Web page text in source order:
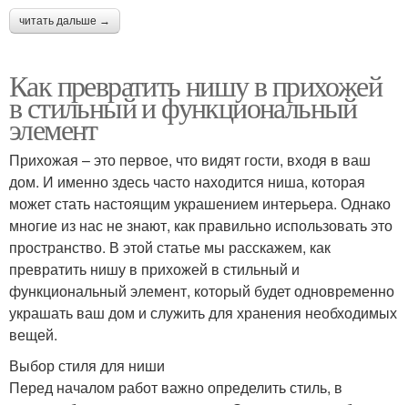
читать дальше →
Как превратить нишу в прихожей
в стильный и функциональный
элемент
Прихожая – это первое, что видят гости, входя в ваш
дом. И именно здесь часто находится ниша, которая
может стать настоящим украшением интерьера. Однако
многие из нас не знают, как правильно использовать это
пространство. В этой статье мы расскажем, как
превратить нишу в прихожей в стильный и
функциональный элемент, который будет одновременно
украшать ваш дом и служить для хранения необходимых
вещей.
Выбор стиля для ниши
Перед началом работ важно определить стиль, в